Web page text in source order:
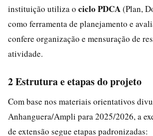
instituição utiliza o ciclo PDCA(Plan,
como ferramenta de planejamento e
confere organização e mensuração de
atividade.
2 Estrutura e etapas do projeto
Com base nos materiais orientativos
Anhanguera/Ampli para 2025/2026, a
de extensão segue etapas padronizadas: